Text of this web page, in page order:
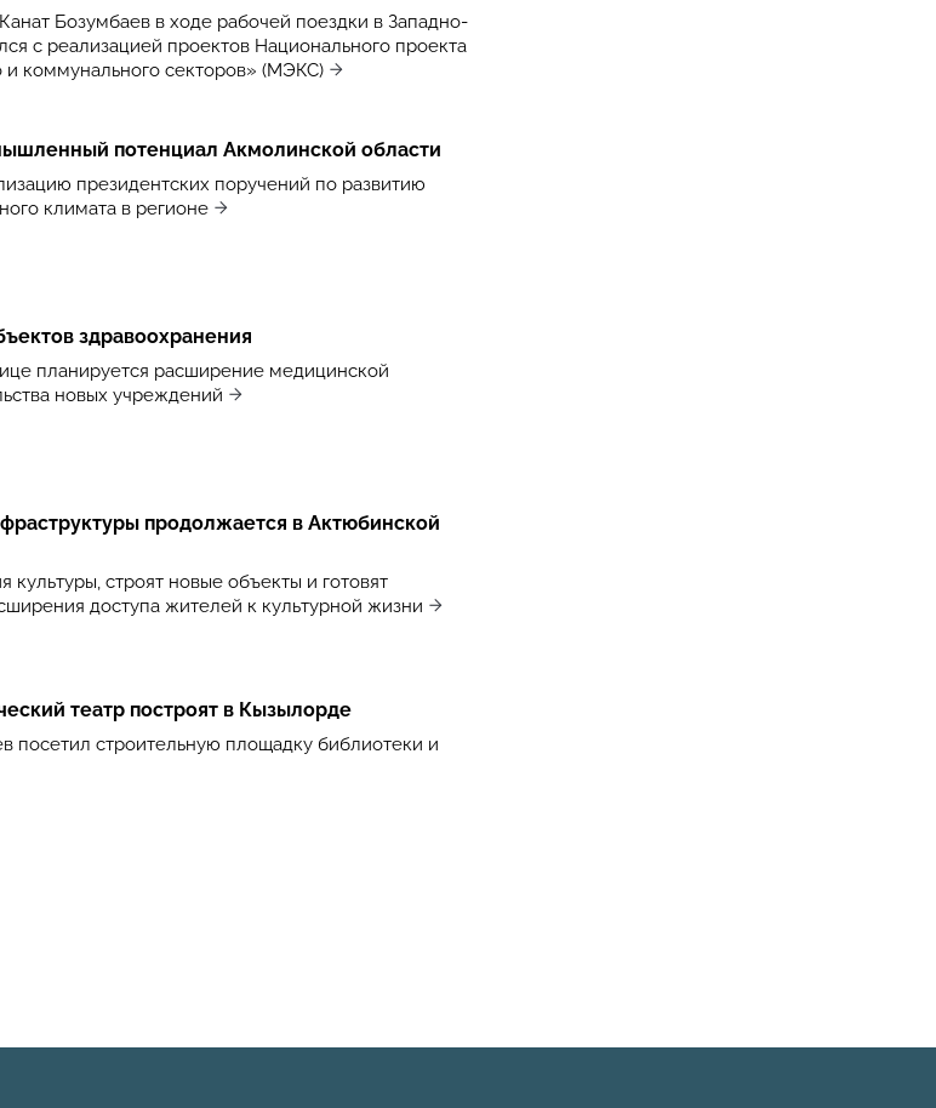
Бозумбаев в ходе рабочей поездки в Западно-
с реализацией проектов Национального проекта
и коммунального секторов» (МЭКС)
потенциал Акмолинской области
президентских поручений по развитию
климата в регионе
здравоохранения
планируется расширение медицинской
новых учреждений
продолжается в Актюбинской
строят новые объекты и готовят
доступа жителей к культурной жизни
театр построят в Кызылорде
посетил строительную площадку библиотеки и